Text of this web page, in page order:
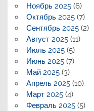
Ноябрь 2025(6)
Октябрь 2025(7)
Сентябрь 2025(2)
Август 2025(11)
Июль 2025(5)
Июнь 2025(7)
Май 2025(3)
Апрель 2025(10)
Март 2025(4)
Февраль 2025(5)